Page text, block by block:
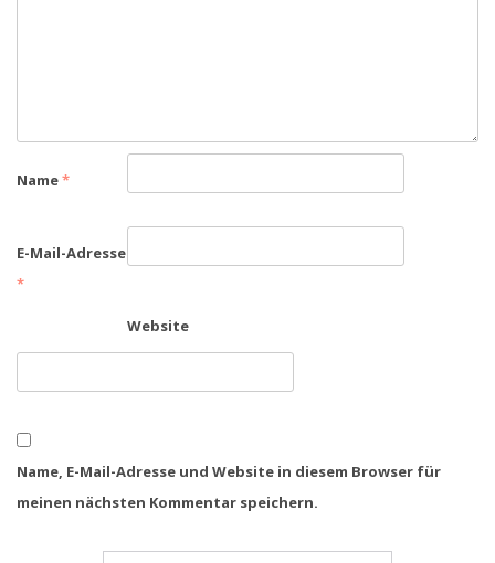
Name*
E-Mail-Adresse
*
Website
Name, E-Mail-Adresse und Website in diesem Browser für
meinen nächsten Kommentar speichern.